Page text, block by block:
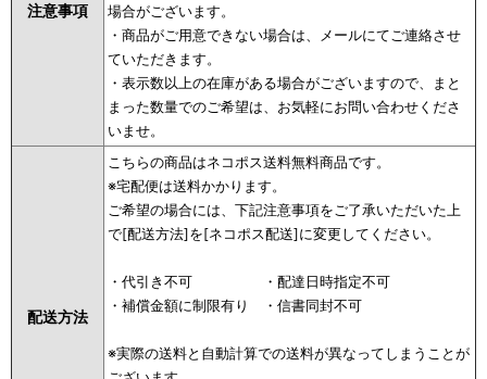
注意事項
場合がございます。
・商品がご用意できない場合は、メールにてご連絡させ
ていただきます。
・表示数以上の在庫がある場合がございますので、まと
まった数量でのご希望は、お気軽にお問い合わせくださ
いませ。
配送方法
こちらの商品はネコポス送料無料商品です。
※宅配便は送料かかります。
ご希望の場合には、下記注意事項をご了承いただいた上
で[配送方法]を[ネコポス配送]に変更してください。
・代引き不可 ・配達日時指定不可
・補償金額に制限有り ・信書同封不可
※実際の送料と自動計算での送料が異なってしまうことが